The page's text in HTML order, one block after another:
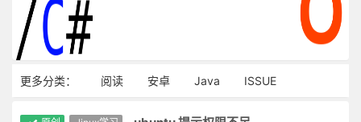
更多分类： 阅读 安卓 Java ISSUE